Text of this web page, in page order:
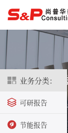
业务分类：
可研报告
节能报告